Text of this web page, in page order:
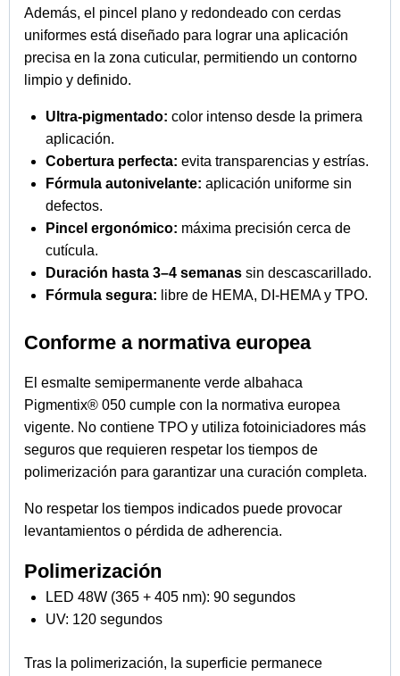
Además, el pincel plano y redondeado con cerdas
uniformes está diseñado para lograr una aplicación
precisa en la zona cuticular, permitiendo un contorno
limpio y definido.
Ultra-pigmentado: color intenso desde la primera
aplicación.
Cobertura perfecta: evita transparencias y estrías.
Fórmula autonivelante: aplicación uniforme sin
defectos.
Pincel ergonómico: máxima precisión cerca de
cutícula.
Duración hasta 3–4 semanas sin descascarillado.
Fórmula segura: libre de HEMA, DI-HEMA y TPO.
Conforme a normativa europea
El esmalte semipermanente verde albahaca
Pigmentix® 050 cumple con la normativa europea
vigente. No contiene TPO y utiliza fotoiniciadores más
seguros que requieren respetar los tiempos de
polimerización para garantizar una curación completa.
No respetar los tiempos indicados puede provocar
levantamientos o pérdida de adherencia.
Polimerización
LED 48W (365 + 405 nm): 90 segundos
UV: 120 segundos
Tras la polimerización, la superficie permanece